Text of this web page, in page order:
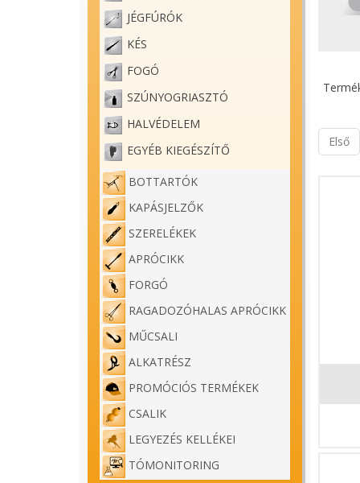
JÉGFÚRÓK
KÉS
FOGÓ
SZÚNYOGRIASZTÓ
HALVÉDELEM
EGYÉB KIEGÉSZÍTŐ
BOTTARTÓK
KAPÁSJELZŐK
SZERELÉKEK
APRÓCIKK
FORGÓ
RAGADOZÓHALAS APRÓCIKK
MŰCSALI
ALKATRÉSZ
PROMÓCIÓS TERMÉKEK
CSALIK
LEGYEZÉS KELLÉKEI
TÓMONITORING
Első